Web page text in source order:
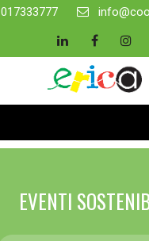
017333777
EVENTI